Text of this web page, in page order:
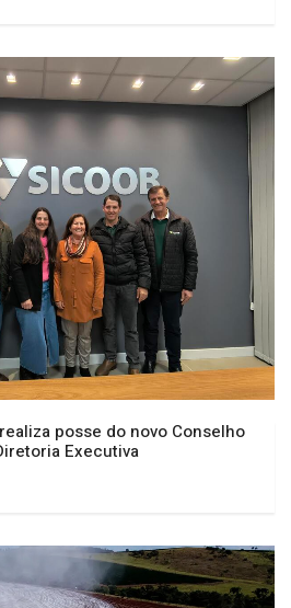
posse do novo Conselho
Executiva